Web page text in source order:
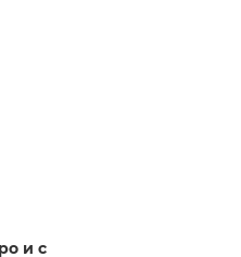
и с